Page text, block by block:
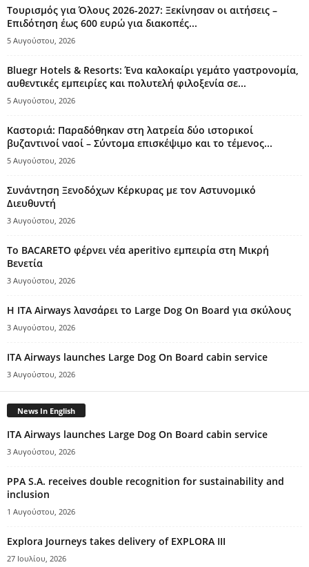
Τουρισμός για Όλους 2026-2027: Ξεκίνησαν οι αιτήσεις –
Επιδότηση έως 600 ευρώ για διακοπές...
5 Αυγούστου, 2026
Bluegr Hotels & Resorts: Ένα καλοκαίρι γεμάτο γαστρονομία,
αυθεντικές εμπειρίες και πολυτελή φιλοξενία σε...
5 Αυγούστου, 2026
Καστοριά: Παραδόθηκαν στη λατρεία δύο ιστορικοί
βυζαντινοί ναοί – Σύντομα επισκέψιμο και το τέμενος...
5 Αυγούστου, 2026
Συνάντηση Ξενοδόχων Κέρκυρας με τον Αστυνομικό
Διευθυντή
3 Αυγούστου, 2026
Το BACARETO φέρνει νέα aperitivo εμπειρία στη Μικρή
Βενετία
3 Αυγούστου, 2026
Η ITA Airways λανσάρει το Large Dog On Board για σκύλους
3 Αυγούστου, 2026
ITA Airways launches Large Dog On Board cabin service
3 Αυγούστου, 2026
News In English
ITA Airways launches Large Dog On Board cabin service
3 Αυγούστου, 2026
PPA S.A. receives double recognition for sustainability and
inclusion
1 Αυγούστου, 2026
Explora Journeys takes delivery of EXPLORA III
27 Ιουλίου, 2026